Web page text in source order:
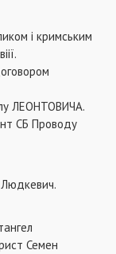
і кримським
ЛЕОНТОВИЧА.
СБ Проводу
Семен